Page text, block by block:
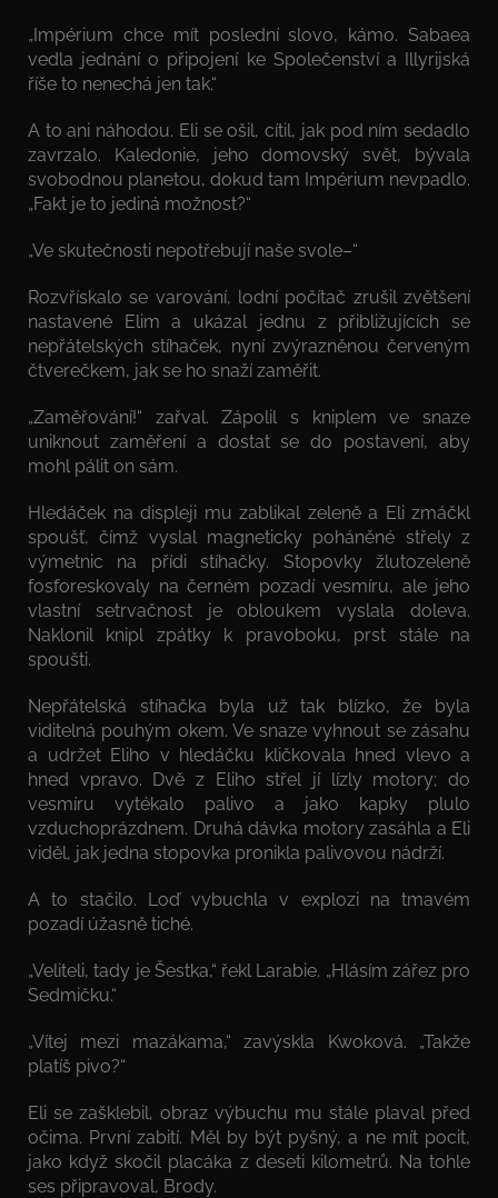
„Impérium chce mít poslední slovo, kámo. Sabaea
vedla jednání o připojení ke Společenství a Illyrijská
říše to nenechá jen tak.“
A to ani náhodou. Eli se ošil, cítil, jak pod ním sedadlo
zavrzalo. Kaledonie, jeho domovský svět, bývala
svobodnou planetou, dokud tam Impérium nevpadlo.
„Fakt je to jediná možnost?“
„Ve skutečnosti nepotřebují naše svole–“
Rozvřískalo se varování, lodní počítač zrušil zvětšení
nastavené Elim a ukázal jednu z přibližujících se
nepřátelských stíhaček, nyní zvýrazněnou červeným
čtverečkem, jak se ho snaží zaměřit.
„Zaměřování!“ zařval. Zápolil s kniplem ve snaze
uniknout zaměření a dostat se do postavení, aby
mohl pálit on sám.
Hledáček na displeji mu zablikal zeleně a Eli zmáčkl
spoušť, čímž vyslal magneticky poháněné střely z
výmetnic na přídi stíhačky. Stopovky žlutozeleně
fosforeskovaly na černém pozadí vesmíru, ale jeho
vlastní setrvačnost je obloukem vyslala doleva.
Naklonil knipl zpátky k pravoboku, prst stále na
spoušti.
Nepřátelská stíhačka byla už tak blízko, že byla
viditelná pouhým okem. Ve snaze vyhnout se zásahu
a udržet Eliho v hledáčku kličkovala hned vlevo a
hned vpravo. Dvě z Eliho střel jí lízly motory; do
vesmíru vytékalo palivo a jako kapky plulo
vzduchoprázdnem. Druhá dávka motory zasáhla a Eli
viděl, jak jedna stopovka pronikla palivovou nádrží.
A to stačilo. Loď vybuchla v explozi na tmavém
pozadí úžasně tiché.
„Veliteli, tady je Šestka,“ řekl Larabie. „Hlásím zářez pro
Sedmičku.“
„Vítej mezi mazákama,“ zavýskla Kwoková. „Takže
platíš pivo?“
Eli se zašklebil, obraz výbuchu mu stále plaval před
očima. První zabití. Měl by být pyšný, a ne mít pocit,
jako když skočil placáka z deseti kilometrů. Na tohle
ses připravoval, Brody.